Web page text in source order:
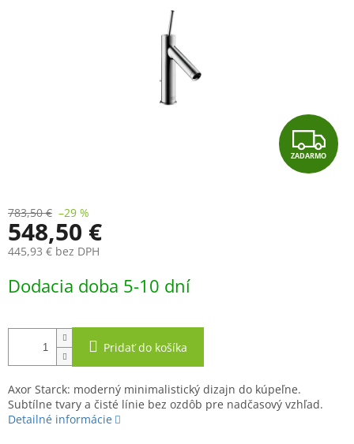
Z
A
ZADARMO
783,50 € –29 %
548,50 €
445,93 € bez DPH
cena:
Dodacia doba 5-10 dní
Pridať do košíka
Axor Starck: moderný minimalistický dizajn do kúpeľne.
Subtílne tvary a čisté línie bez ozdôb pre nadčasový vzhľad.
Detailné informácie